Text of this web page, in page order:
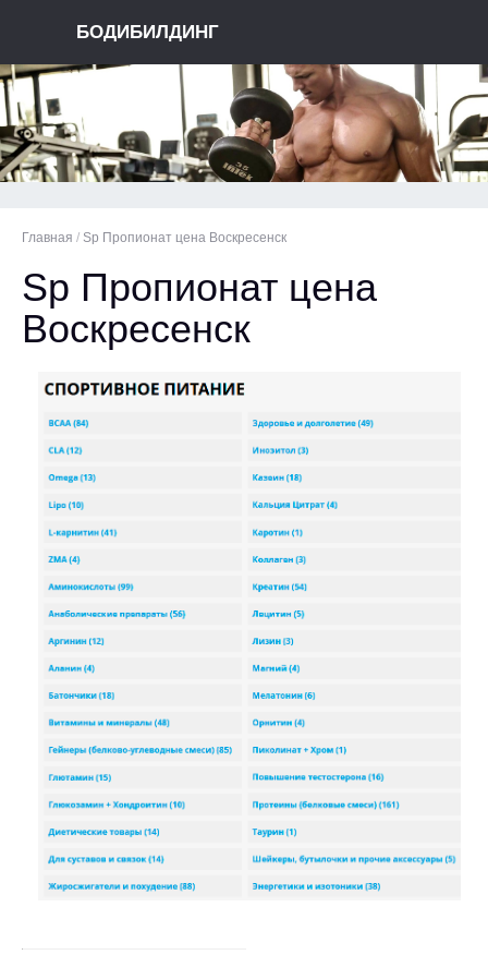
БОДИБИЛДИНГ
Главная / Sp Пропионат цена Воскресенск
Sp Пропионат цена
Воскресенск